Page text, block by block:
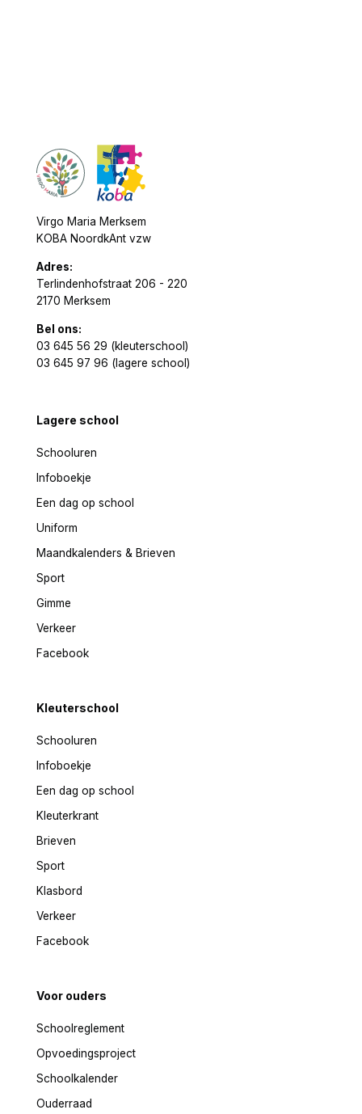
Virgo Maria Merksem
KOBA NoordkAnt vzw
Adres:
Terlindenhofstraat 206 - 220
2170 Merksem
Bel ons:
03 645 56 29 (kleuterschool)
03 645 97 96 (lagere school)
Lagere school
Schooluren
Infoboekje
Een dag op school
Uniform
Maandkalenders & Brieven
Sport
Gimme
Verkeer
Facebook
Kleuterschool
Schooluren
Infoboekje
Een dag op school
Kleuterkrant
Brieven
Sport
Klasbord
Verkeer
Facebook
Voor ouders
Schoolreglement
Opvoedingsproject
Schoolkalender
Ouderraad